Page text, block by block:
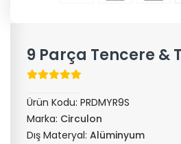
9 Parça Tencere &
Ürün Kodu: PRDMYR9S
Marka: Circulon
Dış Materyal: Alüminyum